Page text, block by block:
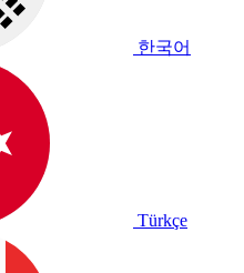
한국어
Türkçe